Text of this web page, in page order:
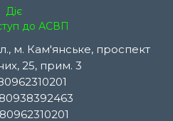
Діє
до АСВП
м. Кам'янське, проспект
25, прим. 3